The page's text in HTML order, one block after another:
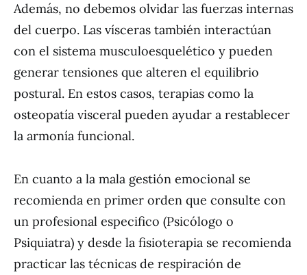
Además, no debemos olvidar las fuerzas internas
del cuerpo. Las vísceras también interactúan
con el sistema musculoesquelético y pueden
generar tensiones que alteren el equilibrio
postural. En estos casos, terapias como la
osteopatía visceral pueden ayudar a restablecer
la armonía funcional.
En cuanto a la mala gestión emocional se
recomienda en primer orden que consulte con
un profesional especifico (Psicólogo o
Psiquiatra) y desde la fisioterapia se recomienda
practicar las técnicas de respiración de